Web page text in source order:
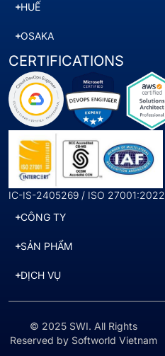
HUẾ
OSAKA
CERTIFICATIONS
IC-IS-2405269 / ISO 27001:2022
CÔNG TY
SẢN PHẨM
DỊCH VỤ
© 2025 SWI. All Rights
Reserved by Softworld Vietnam